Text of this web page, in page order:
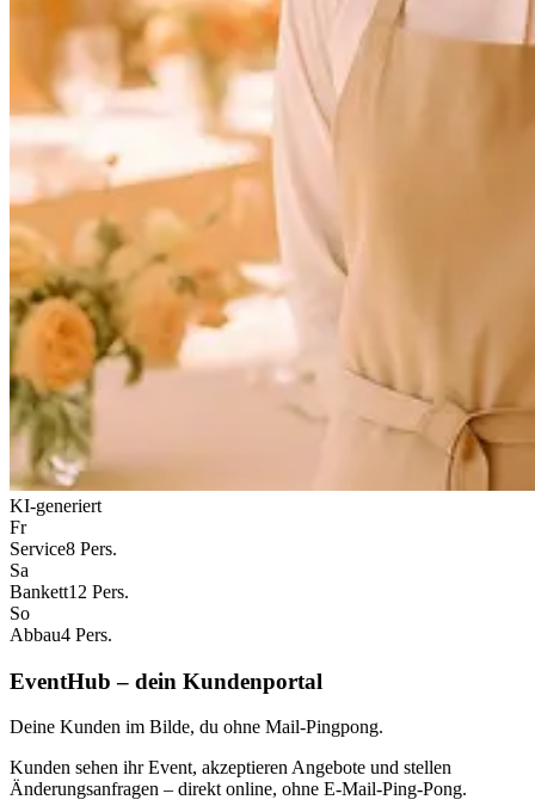
KI-generiert
Fr
Service8 Pers.
Sa
Bankett12 Pers.
So
Abbau4 Pers.
EventHub – dein Kundenportal
Deine Kunden im Bilde, du ohne Mail-Pingpong.
Kunden sehen ihr Event, akzeptieren Angebote und stellen
Änderungsanfragen – direkt online, ohne E-Mail-Ping-Pong.